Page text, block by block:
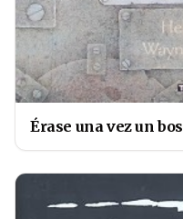
Érase una vez un